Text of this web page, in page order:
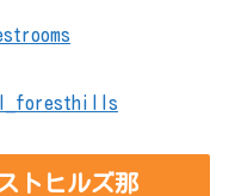
トヒルズ那